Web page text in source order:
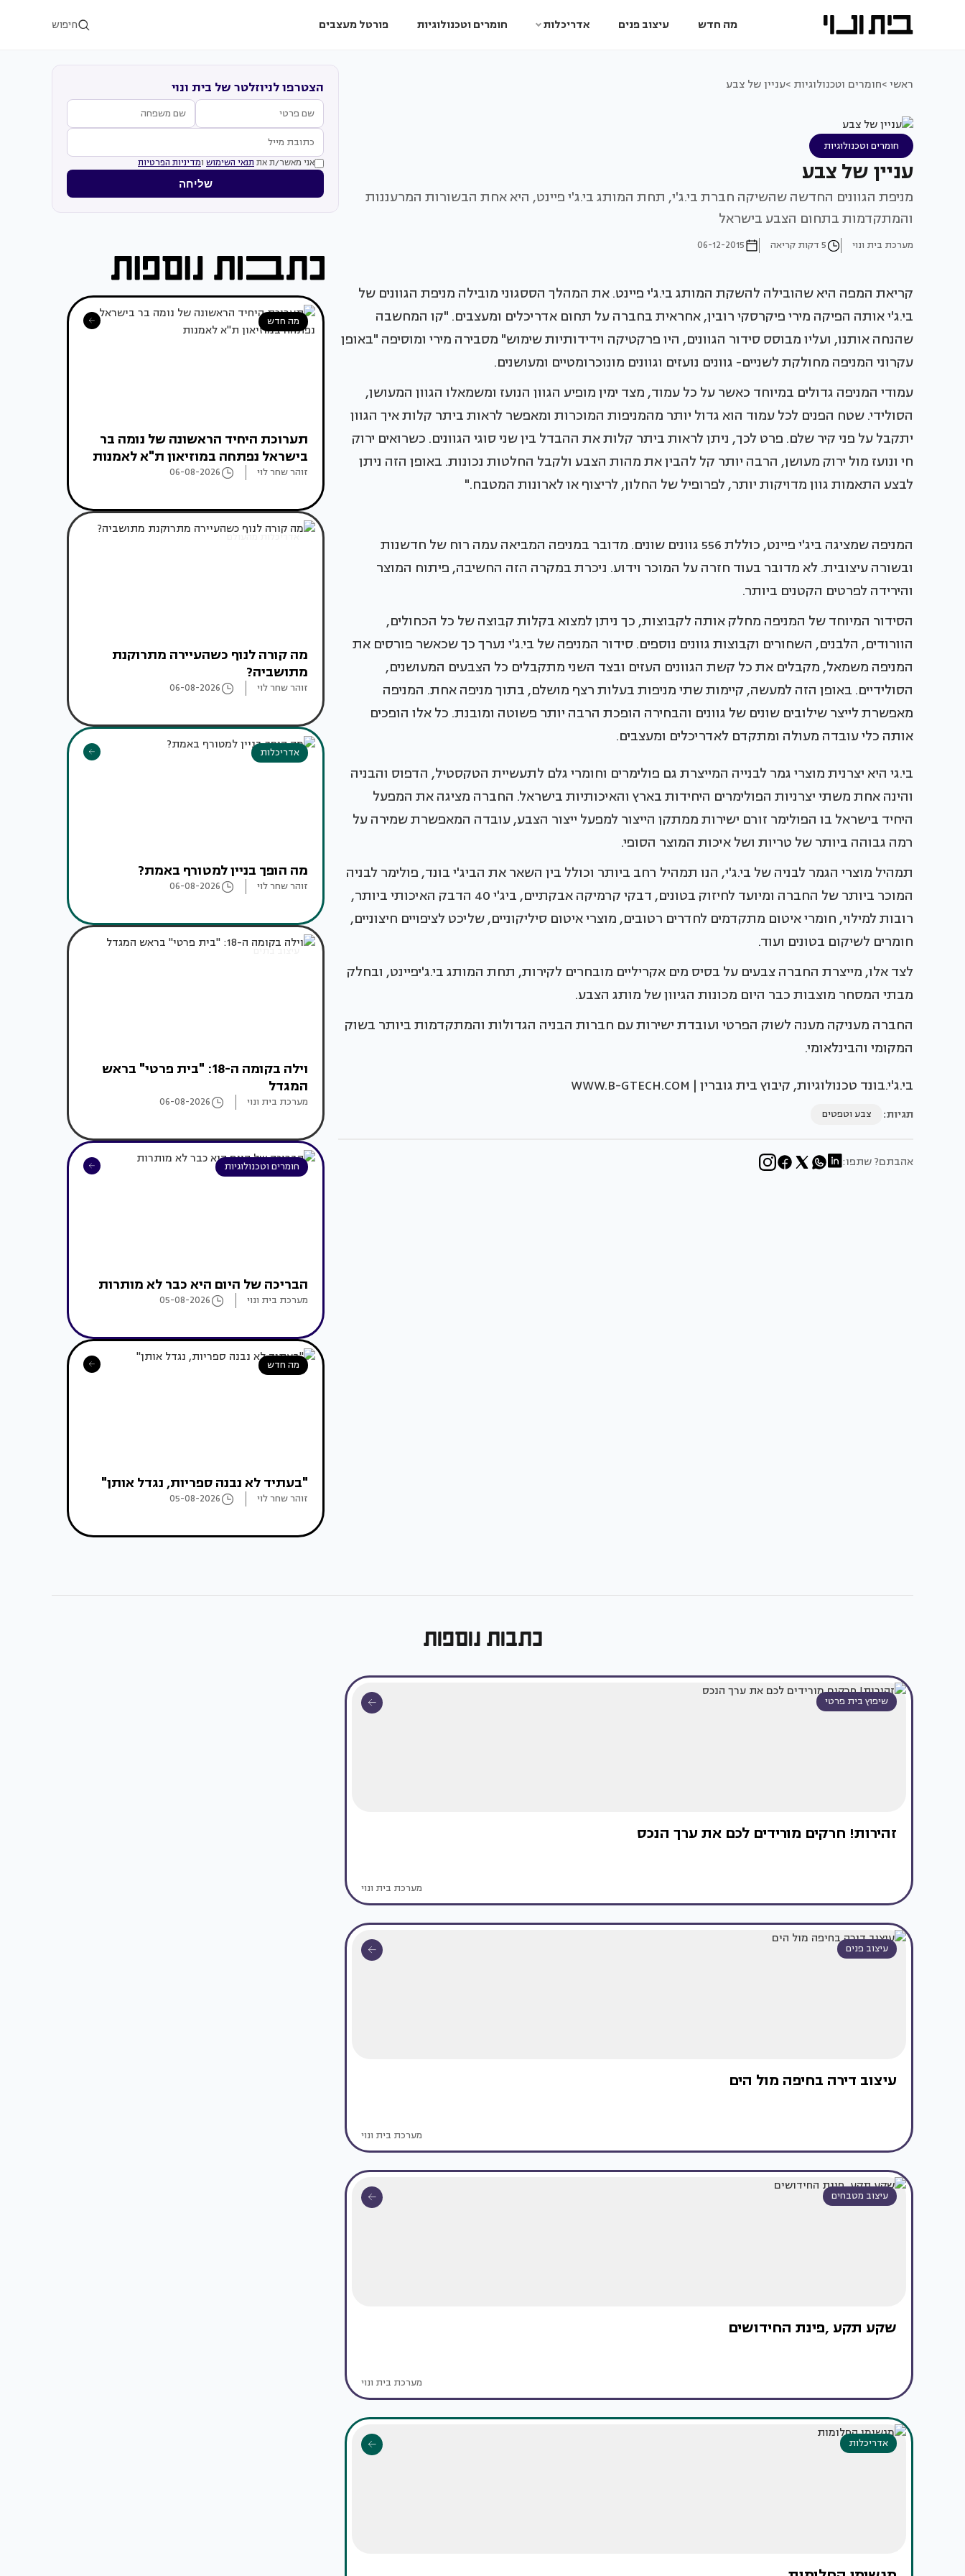
מה חדש עיצוב פנים אדריכלות חומרים וטכנולוגיות פורטל מעצבים חיפוש
ראשי >חומרים וטכנולוגיות >עניין של צבע
חומרים וטכנולוגיות
עניין של צבע
מניפת הגוונים החדשה שהשיקה חברת בי.ג'י, תחת המותג בי.ג'י פיינט, היא אחת הבשורות המרעננות
והמתקדמות בתחום הצבע בישראל
מערכת בית ונוי 5 דקות קריאה 06-12-2015
קריאת המפה היא שהובילה להשקת המותג בי.ג'י פיינט. את המהלך הססגוני מובילה מניפת הגוונים של
בי.ג'י אותה הפיקה מירי פיקרסקי רובין, אחראית בחברה על תחום אדריכלים ומעצבים. "קו המחשבה
שהנחה אותנו, ועליו מבוסס סידור הגוונים, היו פרקטיקה וידידותיות שימוש" מסבירה מירי ומוסיפה "באופן
עקרוני המניפה מחולקת לשניים- גוונים נועזים וגוונים מונוכרומטיים ומעושנים.
עמודי המניפה גדולים במיוחד כאשר על כל עמוד, מצד ימין מופיע הגוון הנועז ומשמאלו הגוון המעושן,
הסולידי. שטח הפנים לכל עמוד הוא גדול יותר מהמניפות המוכרות ומאפשר לראות ביתר קלות איך הגוון
יתקבל על פני קיר שלם. פרט לכך, ניתן לראות ביתר קלות את ההבדל בין שני סוגי הגוונים. כשרואים ירוק
חי ונועז מול ירוק מעושן, הרבה יותר קל להבין את מהות הצבע ולקבל החלטות נכונות. באופן הזה ניתן
לבצע התאמות גוון מדויקות יותר, לפרופיל של החלון, לריצוף או לארונות המטבח."
המניפה שמציגה ביג'י פיינט, כוללת 556 גוונים שונים. מדובר במניפה המביאה עמה רוח של חדשנות
ובשורה עיצובית. לא מדובר בעוד חזרה על המוכר וידוע. ניכרת במקרה הזה החשיבה, פיתוח המוצר
והירידה לפרטים הקטנים ביותר.
הסידור המיוחד של המניפה מחלק אותה לקבוצות, כך ניתן למצוא בקלות קבוצה של כל הכחולים,
הוורודים, הלבנים, השחורים וקבוצות גוונים נוספים. סידור המניפה של בי.ג'י נערך כך שכאשר פורסים את
המניפה משמאל, מקבלים את כל קשת הגוונים העזים ובצד השני מתקבלים כל הצבעים המעושנים,
הסולידיים. באופן הזה למעשה, קיימות שתי מניפות בעלות רצף מושלם, בתוך מניפה אחת. המניפה
מאפשרת לייצר שילובים שונים של גוונים והבחירה הופכת הרבה יותר פשוטה ומובנת. כל אלו הופכים
אותה כלי עובדה מעולה ומתקדם לאדריכלים ומעצבים.
בי.גי היא יצרנית מוצרי גמר לבנייה המייצרת גם פולימרים וחומרי גלם לתעשיית הטקסטיל, הדפוס והבניה
והינה אחת משתי יצרניות הפולימרים היחידות בארץ והאיכותיות בישראל. החברה מציגה את המפעל
היחיד בישראל בו הפולימר זורם ישירות ממתקן הייצור למפעל ייצור הצבע, עובדה המאפשרת שמירה על
רמה גבוהה ביותר של טריות ושל איכות המוצר הסופי.
תמהיל מוצרי הגמר לבניה של בי.ג'י, הנו תמהיל רחב ביותר וכולל בין השאר את הביג'י בונד, פולימר לבניה
המוכר ביותר של החברה ומיועד לחיזוק בטונים, דבקי קרמיקה אבקתיים, ביג'י 40 הדבק האיכותי ביותר,
רובות למילוי, חומרי איטום מתקדמים לחדרים רטובים, מוצרי איטום סיליקוניים, שליכט לציפויים חיצוניים,
חומרים לשיקום בטונים ועוד.
לצד אלו, מייצרת החברה צבעים על בסיס מים אקריליים מובחרים לקירות, תחת המותג בי.ג'יפיינט, ובחלק
מבתי המסחר מוצבות כבר היום מכונות הגיוון של מותג הצבע.
החברה מעניקה מענה לשוק הפרטי ועובדת ישירות עם חברות הבניה הגדולות והמתקדמות ביותר בשוק
המקומי והבינלאומי.
בי.ג'י.בונד טכנולוגיות, קיבוץ בית גוברין | WWW.B-GTECH.COM
תגיות: צבע וטפטים
אהבתם? שתפו:
הצטרפו לניוזלטר של בית ונוי
אני מאשר/ת את תנאי השימוש ומדיניות הפרטיות
שליחה
מה חדש
תערוכת היחיד הראשונה של נומה בר
בישראל נפתחה במוזיאון ת"א לאמנות
זוהר שחר לוי 06-08-2026
אדריכלות מהעולם
מה קורה לנוף כשהעיירה מתרוקנת
מתושביה?
זוהר שחר לוי 06-08-2026
אדריכלות
מה הופך בניין למטורף באמת?
זוהר שחר לוי 06-08-2026
עיצוב בתים
וילה בקומה ה-18: "בית פרטי" בראש
המגדל
מערכת בית ונוי 06-08-2026
חומרים וטכנולוגיות
הבריכה של היום היא כבר לא מותרות
מערכת בית ונוי 05-08-2026
מה חדש
"בעתיד לא נבנה ספריות, נגדל אותן"
זוהר שחר לוי 05-08-2026
כתבות נוספות
שיפוץ בית פרטי
זהירות! חרקים מורידים לכם את ערך הנכס
מערכת בית ונוי
עיצוב פנים
עיצוב דירה בחיפה מול הים
מערכת בית ונוי
עיצוב מטבחים
שקע תקע ,פינת החידושים
מערכת בית ונוי
אדריכלות